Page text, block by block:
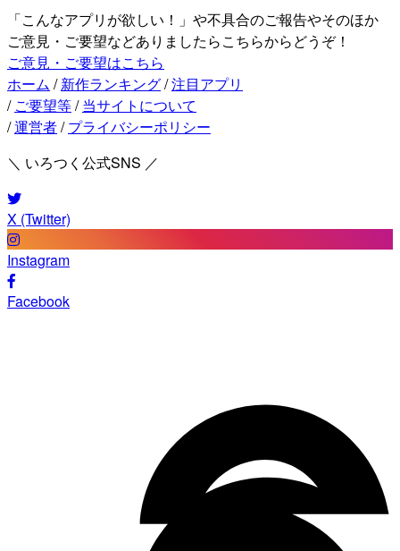
「こんなアプリが欲しい！」や不具合のご報告やそのほか
ご意見・ご要望などありましたらこちらからどうぞ！
ご意見・ご要望はこちら
ホーム / 新作ランキング/注目アプリ
/ ご要望等/ 当サイトについて
/運営者/ プライバシーポリシー
＼ いろつく公式SNS ／
X (Twitter)
Instagram
Facebook